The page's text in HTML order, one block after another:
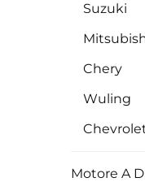
Suzuki
Chery
Wuling
Motore A